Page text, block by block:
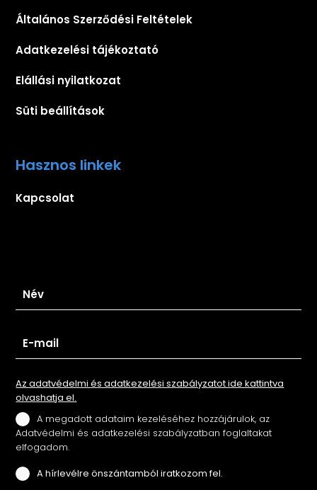
Általános Szerződési Feltételek
Adatkezelési tájékoztató
Elállási nyilatkozat
Süti beállítások
Hasznos linkek
Kapcsolat
Az adatvédelmi és adatkezelési szabályzatot ide kattintva
olvashatja el.
A megadott adataim kezeléséhez hozzájárulok, az
Adatvédelmi és adatkezelési szabályzatban foglaltakat
elfogadom.
A hírlevélre önszántamból iratkozom fel.